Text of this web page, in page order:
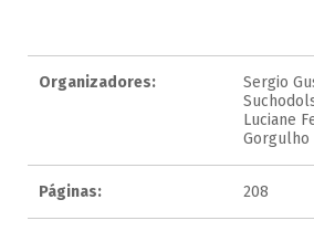
Organizadores:
Sergio
Luciane
Gorgulho
Páginas: 208